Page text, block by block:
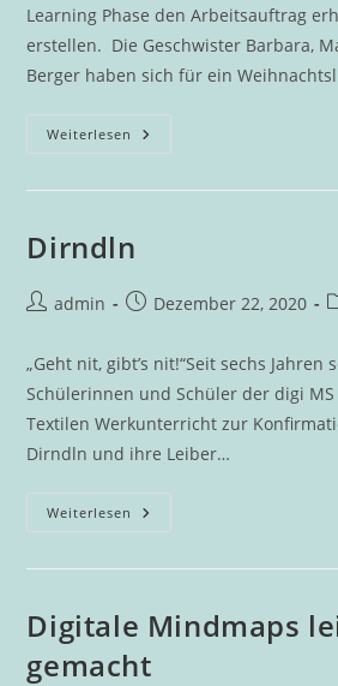
Learning Phase den Arbeitsauftrag
erstellen. Die Geschwister Barbara,
Berger haben sich für ein
Weiterlesen Weihnachtsbäckerei
Dirndln
Beitrags-
admin
BeitragDezember 22, 2020
„Geht nit, gibt’s nit!“Seit sechs
Schülerinnen und Schüler der digi MS
Textilen Werkunterricht zur
Dirndln und ihre Leiber…
Weiterlesen Dirndln
Digitale Mindmaps
gemacht